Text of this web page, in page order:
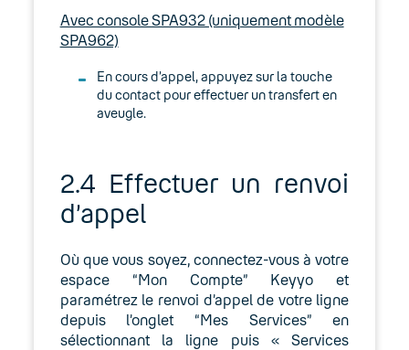
Avec console SPA932 (uniquement modèle
SPA962)
En cours d’appel, appuyez sur la touche
du contact pour effectuer un transfert en
aveugle.
2.4 Effectuer un renvoi
d’appel
Où que vous soyez, connectez-vous à votre
espace “Mon Compte” Keyyo et
paramétrez le renvoi d’appel de votre ligne
depuis l’onglet “Mes Services” en
sélectionnant la ligne puis « Services